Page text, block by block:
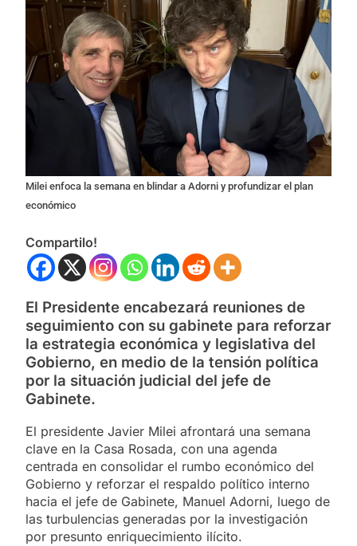
Milei enfoca la semana en blindar a Adorni y profundizar el plan
económico
Compartilo!
El Presidente encabezará reuniones de
seguimiento con su gabinete para reforzar
la estrategia económica y legislativa del
Gobierno, en medio de la tensión política
por la situación judicial del jefe de
Gabinete.
El presidente Javier Milei afrontará una semana
clave en la Casa Rosada, con una agenda
centrada en consolidar el rumbo económico del
Gobierno y reforzar el respaldo político interno
hacia el jefe de Gabinete, Manuel Adorni, luego de
las turbulencias generadas por la investigación
por presunto enriquecimiento ilícito.